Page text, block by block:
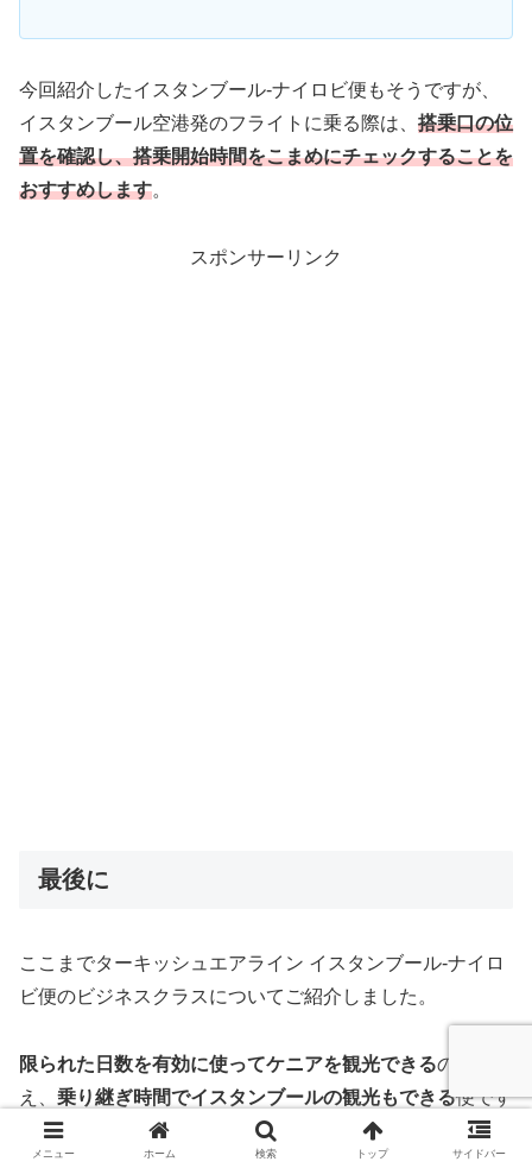
今回紹介したイスタンブール-ナイロビ便もそうですが、
イスタンブール空港発のフライトに乗る際は、 搭乗口の位
置を確認し、搭乗開始時間をこまめにチェックすることを
おすすめします。
スポンサーリンク
最後に
ここまでターキッシュエアライン イスタンブール-ナイロ
ビ便のビジネスクラスについてご紹介しました。
限られた日数を有効に使ってケニアを観光できるのに加
え、 乗り継ぎ時間でイスタンブールの観光もできる便です
ので、ぜひ利用を検討してみてください。
メニュー ホーム 検索 トップ サイドバー